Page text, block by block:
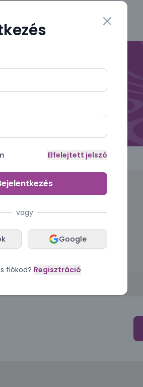
Close modal
Elfelejtett jelszó
vagy
Google
fiókod? Regisztráció